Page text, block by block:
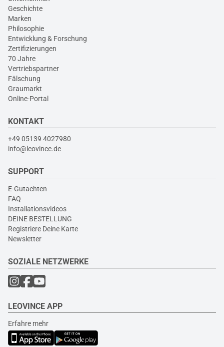
Geschichte
Marken
Philosophie
Entwicklung & Forschung
Zertifizierungen
70 Jahre
Vertriebspartner
Fälschung
Graumarkt
Online-Portal
KONTAKT
+49 05139 4027980
info@leovince.de
SUPPORT
E-Gutachten
FAQ
Installationsvideos
DEINE BESTELLUNG
Registriere Deine Karte
Newsletter
SOZIALE NETZWERKE
LEOVINCE APP
Erfahre mehr